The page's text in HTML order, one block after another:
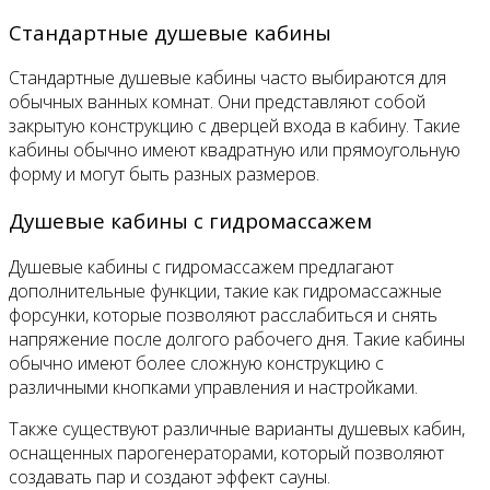
Стандартные душевые кабины
Стандартные душевые кабины часто выбираются для
обычных ванных комнат. Они представляют собой
закрытую конструкцию с дверцей входа в кабину. Такие
кабины обычно имеют квадратную или прямоугольную
форму и могут быть разных размеров.
Душевые кабины с гидромассажем
Душевые кабины с гидромассажем предлагают
дополнительные функции, такие как гидромассажные
форсунки, которые позволяют расслабиться и снять
напряжение после долгого рабочего дня. Такие кабины
обычно имеют более сложную конструкцию с
различными кнопками управления и настройками.
Также существуют различные варианты душевых кабин,
оснащенных парогенераторами, который позволяют
создавать пар и создают эффект сауны.